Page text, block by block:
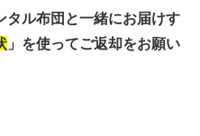
タル布団と一緒にお届けす
」を使ってご返却をお願い